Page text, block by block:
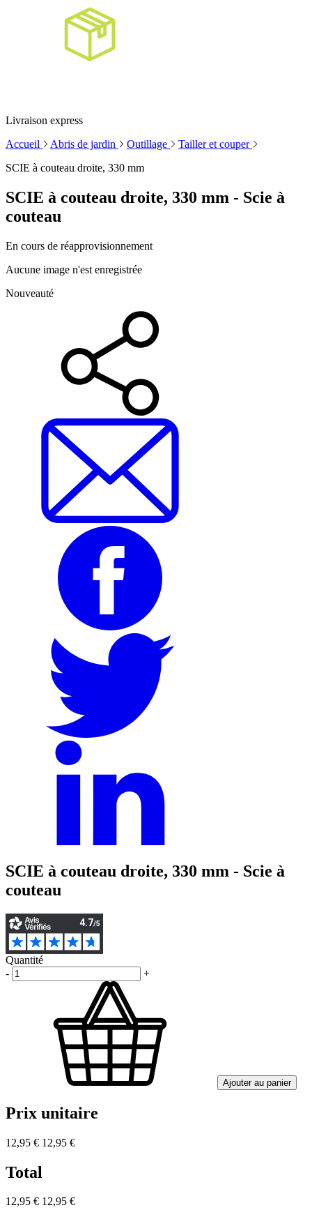
Livraison express
Accueil
Abris de jardin Outillage
Tailler et couper
SCIE à couteau droite, 330 mm
SCIE à couteau droite, 330 mm - Scie à
couteau
En cours de réapprovisionnement
Aucune image n'est enregistrée
Nouveauté
SCIE à couteau droite, 330 mm - Scie à
couteau
Quantité
-
+
Ajouter au panier
Prix unitaire
12,95 € 12,95 €
Total
12,95 € 12,95 €